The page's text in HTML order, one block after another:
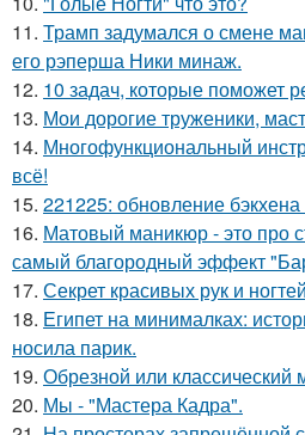
11. Трамп задумался о смене
его рэперша Ники минаж.
12. 10 задач, которые поможет
13. Мои дорогие труженики,
14. Многофункциональный
всё!
15. 221225: обновление
16. Матовый маникюр - это про
самый благородный эффект
17. Секрет красивых рук и
18. Египет на минималках:
носила парик.
19. Обрезной или классический
20. Мы - "Мастера Кадра".